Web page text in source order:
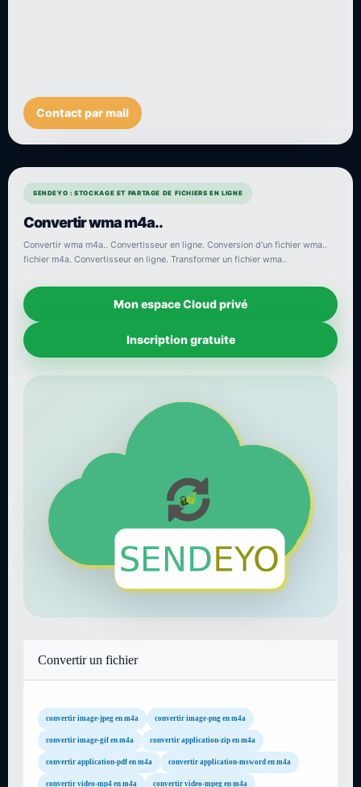
Contact par mail
SENDEYO : STOCKAGE ET PARTAGE DE FICHIERS EN LIGNE
Convertir wma m4a..
Convertir wma m4a.. Convertisseur en ligne. Conversion d'un fichier wma..
fichier m4a. Convertisseur en ligne. Transformer un fichier wma..
Mon espace Cloud privé
Inscription gratuite
Convertir un fichier
convertir image-jpeg en m4a convertir image-png en m4a
convertir image-gif en m4a convertir application-zip en m4a
convertir application-pdf en m4a convertir application-msword en m4a
convertir video-mp4 en m4a convertir video-mpeg en m4a